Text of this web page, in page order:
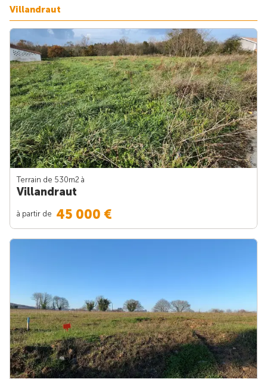
Villandraut
Terrain de 530m2 à
Villandraut
à partir de 45 000 €